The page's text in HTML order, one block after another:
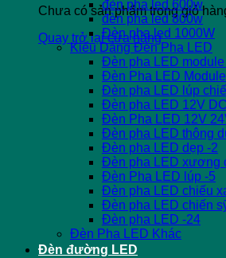
Chưa có sản phẩm trong giỏ
Quay trở lại cửa hàng
đèn pha led 600w
đèn pha led 800w
Đèn pha led 1000W
Kiểu Dáng Đèn Pha LED
Đèn pha LED module
Đèn Pha LED Module
Đèn pha LED lúp
Đèn pha LED 12V
Đèn Pha LED 12V
Đèn pha LED thông
Đèn pha LED dẹp -2
Đèn pha LED xương
Đèn Pha LED lúp -5
Đèn pha LED chiếu
Đèn pha LED chiến
Đèn pha LED -24
Đèn Pha LED Khác
Đèn đường LED